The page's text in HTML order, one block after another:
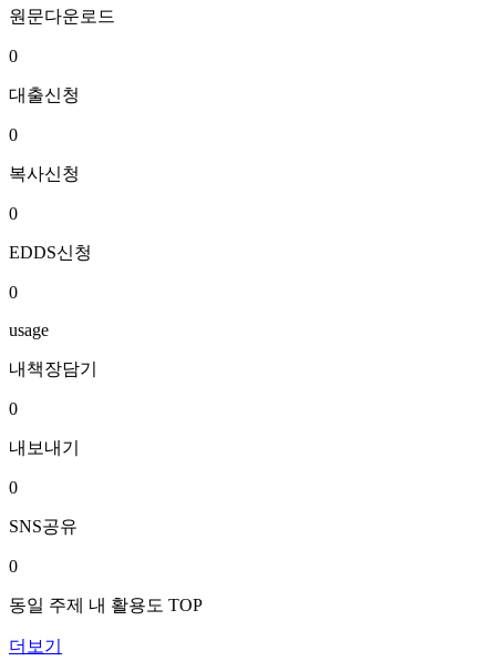
원문다운로드
0
대출신청
0
복사신청
0
EDDS신청
0
usage
내책장담기
0
내보내기
0
SNS공유
0
동일 주제 내 활용도 TOP
더보기